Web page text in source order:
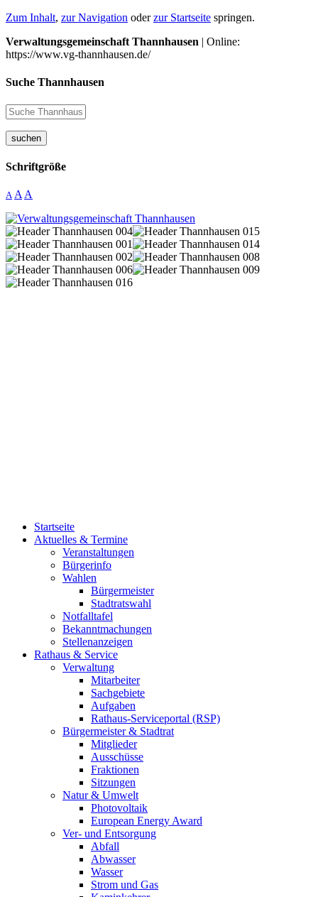
Zum Inhalt, zur Navigation oderzur Startseite springen.
Verwaltungsgemeinschaft Thannhausen | Online:
https://www.vg-thannhausen.de/
Suche Thannhausen
suchen
Schriftgröße
A A A
Startseite
Aktuelles & Termine
Veranstaltungen
Bürgerinfo
Wahlen
Bürgermeister
Stadtratswahl
Notfalltafel
Bekanntmachungen
Stellenanzeigen
Rathaus & Service
Verwaltung
Mitarbeiter
Sachgebiete
Aufgaben
Rathaus-Serviceportal (RSP)
Bürgermeister & Stadtrat
Mitglieder
Ausschüsse
Fraktionen
Sitzungen
Natur & Umwelt
Photovoltaik
European Energy Award
Ver- und Entsorgung
Abfall
Abwasser
Wasser
Strom und Gas